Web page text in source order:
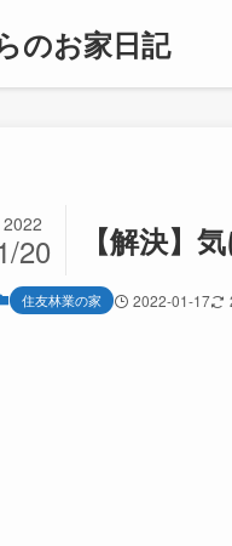
のお家日記
【解決】
2022
20
住友林業の家 2022-01-17